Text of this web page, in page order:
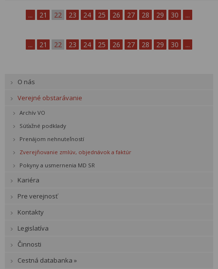
... 21 22 23 24 25 26 27 28 29 30 ...
... 21 22 23 24 25 26 27 28 29 30 ...
O nás
Verejné obstarávanie
Archív VO
Súťažné podklady
Prenájom nehnuteľností
Zverejňovanie zmlúv, objednávok a faktúr
Pokyny a usmernenia MD SR
Kariéra
Pre verejnosť
Kontakty
Legislatíva
Činnosti
Cestná databanka »